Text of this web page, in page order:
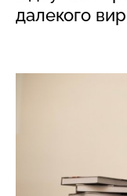
далекого